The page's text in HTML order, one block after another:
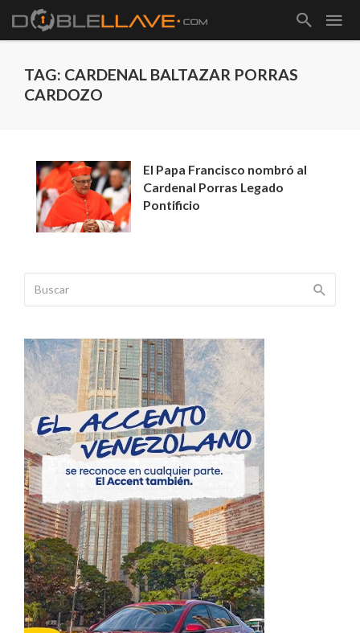
TAG: CARDENAL BALTAZAR PORRAS
CARDOZO
El Papa Francisco nombró al
Cardenal Porras Legado
Pontificio